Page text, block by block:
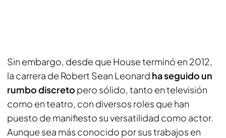
Sin embargo, desde que House terminó en 2012,
la carrera de Robert Sean Leonard ha seguido un
rumbo discreto pero sólido, tanto en televisión
como en teatro, con diversos roles que han
puesto de manifiesto su versatilidad como actor.
Aunque sea más conocido por sus trabajos en